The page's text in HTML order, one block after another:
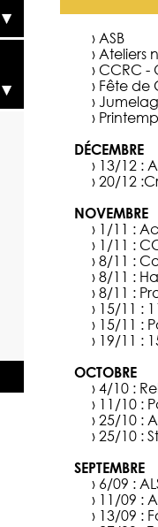
› ASB
›
› CCRC
› Fête de
›
›
DÉCEMBRE
› 13/12 :
› 20/12 :
NOVEMBRE
› 1/11 :
› 1/11 :
› 8/11 :
› 8/11 :
› 8/11 :
› 15/11 :
› 15/11 :
› 19/11 :
OCTOBRE
› 4/10 :
› 11/10 :
› 25/10 :
› 25/10 :
SEPTEMBRE
› 6/09 :
› 11/09 :
› 13/09 :